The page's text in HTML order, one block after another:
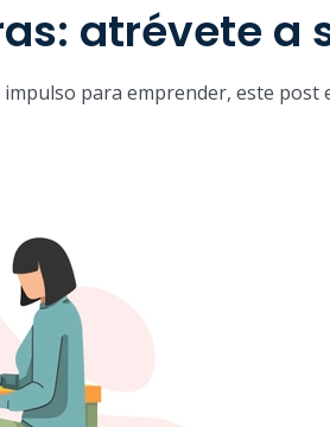
atrévete a
para emprender, este post